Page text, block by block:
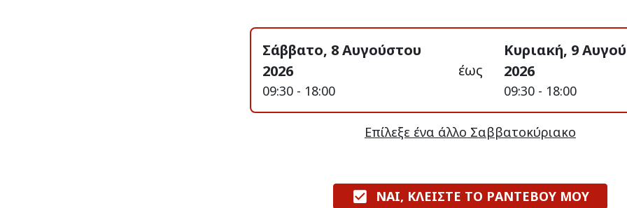
Σάββατο, 8 Αυγούστου
2026
09:30 - 18:00
έως
Κυριακή, 9
2026
09:30 - 18:00
Επίλεξε ένα άλλο Σαββατοκύριακο
ΝΑΙ, ΚΛΕΙΣΤΕ ΤΟ ΡΑΝΤΕΒΟΥ ΜΟΥ